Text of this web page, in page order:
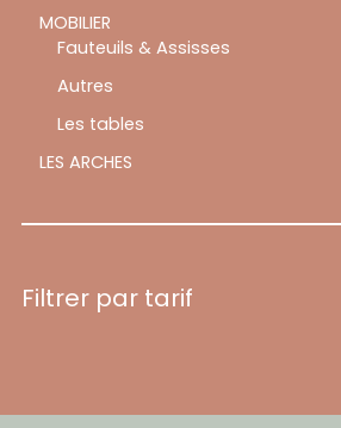
MOBILIER
Fauteuils & Assisses
Autres
Les tables
LES ARCHES
Filtrer par tarif